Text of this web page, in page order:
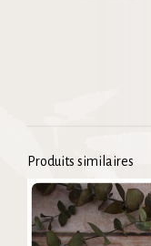
Produits similaires